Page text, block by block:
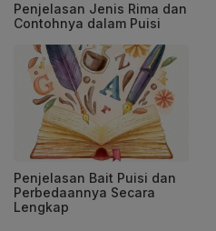
Penjelasan Jenis Rima dan
Contohnya dalam Puisi
Penjelasan Bait Puisi dan
Perbedaannya Secara
Lengkap